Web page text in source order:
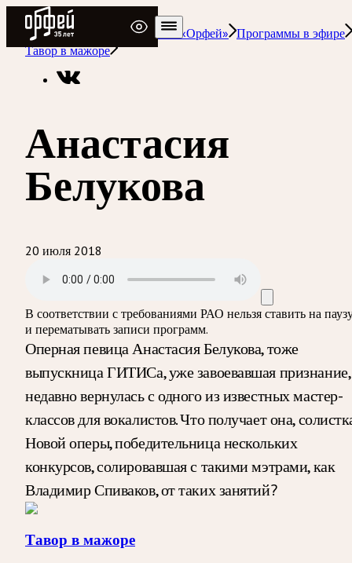
Радио Орфей
Радио классической музыки «Орфей» Программы в эфире
Тавор в мажоре
Анастасия
Белукова
20 июля 2018
В соответствии с требованиями РАО нельзя ставить на
и перематывать записи программ.
Оперная певица Анастасия Белукова, тоже
выпускница ГИТИСа, уже завоевавшая признание,
недавно вернулась с одного из известных мастер-
классов для вокалистов. Что получает она,
Новой оперы, победительница нескольких
конкурсов, солировавшая с такими мэтрами, как
Владимир Спиваков, от таких занятий?
Тавор в мажоре